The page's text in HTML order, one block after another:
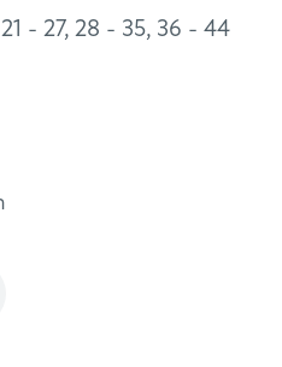
21 - 27, 28 - 35, 36 - 44